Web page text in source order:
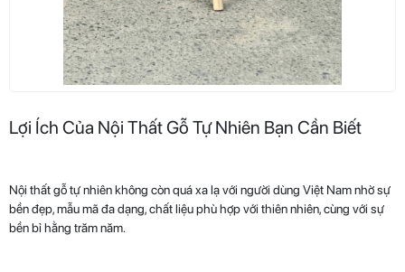
Lợi Ích Của Nội Thất Gỗ Tự Nhiên Bạn Cần Biết
Nội thất gỗ tự nhiên không còn quá xa lạ với người dùng Việt Nam nhờ sự
bền đẹp, mẫu mã đa dạng, chất liệu phù hợp với thiên nhiên, cùng với sự
bền bỉ hằng trăm năm.